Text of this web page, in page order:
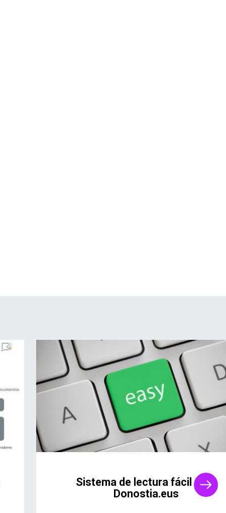
Sistema de lectura fácil para
Donostia.eus